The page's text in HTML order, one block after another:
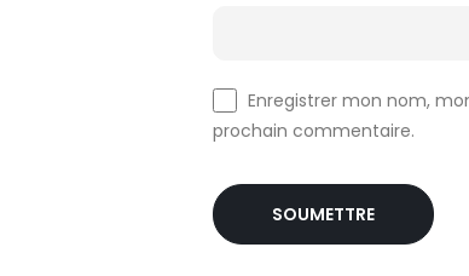
Enregistrer mon nom,
prochain commentaire.